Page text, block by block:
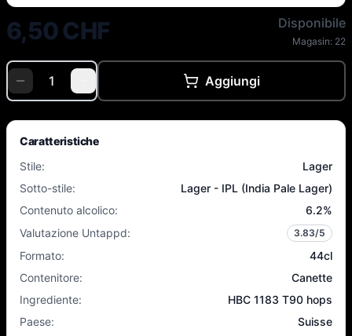
Hoppy People/ FWD - FWD
6,50 CHF Disponibile
Magasin: 22
Aggiungi
Caratteristiche
Stile:
Lager
Sotto-stile:
Lager - IPL (India Pale Lager)
Contenuto alcolico: 6.2%
Valutazione Untappd: 3.83/5
Formato:
44cl
Contenitore:
Canette
Ingrediente:
HBC 1183 T90 hops
Paese:
Suisse